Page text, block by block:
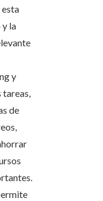
y la
y
tareas,
de